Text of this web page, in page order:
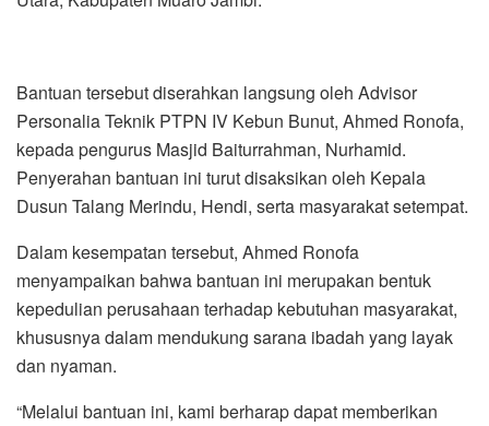
Bantuan tersebut diserahkan langsung oleh Advisor
Personalia Teknik PTPN IV Kebun Bunut, Ahmed Ronofa,
kepada pengurus Masjid Baiturrahman, Nurhamid.
Penyerahan bantuan ini turut disaksikan oleh Kepala
Dusun Talang Merindu, Hendi, serta masyarakat setempat.
Dalam kesempatan tersebut, Ahmed Ronofa
menyampaikan bahwa bantuan ini merupakan bentuk
kepedulian perusahaan terhadap kebutuhan masyarakat,
khususnya dalam mendukung sarana ibadah yang layak
dan nyaman.
“Melalui bantuan ini, kami berharap dapat memberikan